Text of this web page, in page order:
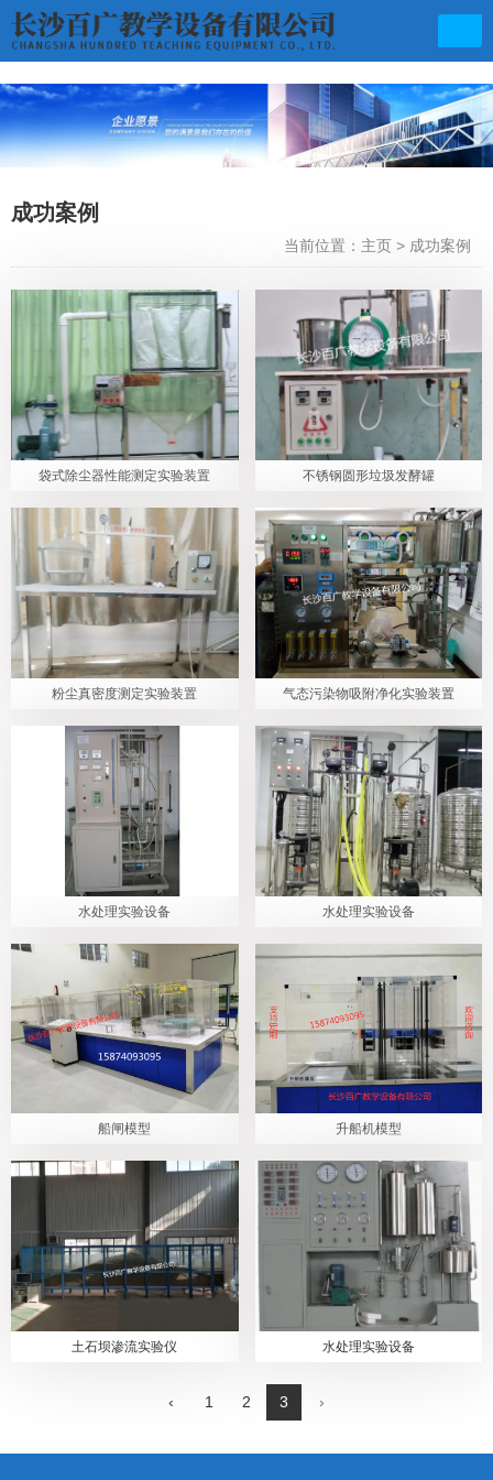
联系电话
0731-85570439
baiguangfz@163.com
微信客服
wx15874093095
成功案例
当前位置：主页 > 成功案例
袋式除尘器性能测定实验装置 不锈钢圆形垃圾发酵罐
粉尘真密度测定实验装置 气态污染物吸附净化实验装置
水处理实验设备 水处理实验设备
船闸模型 升船机模型
土石坝渗流实验仪 水处理实验设备
‹ 1 2 3 ›